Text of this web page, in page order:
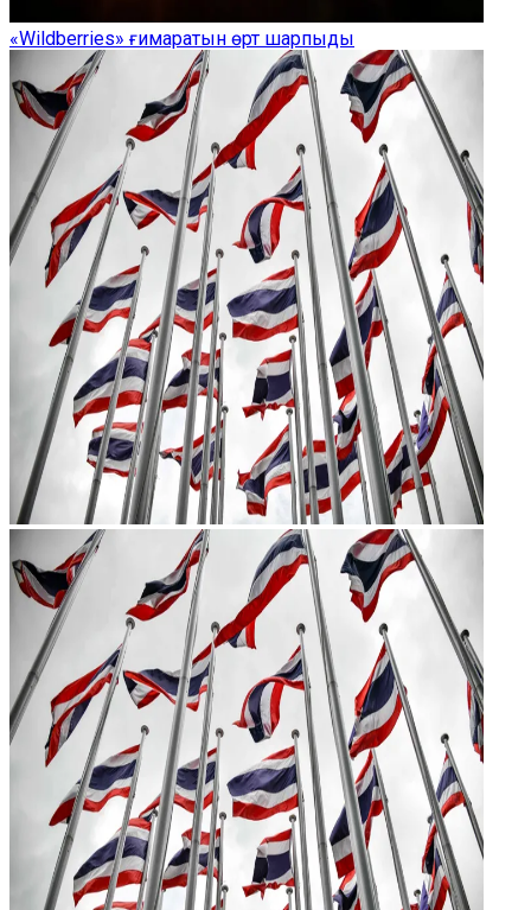
«Wildberries» ғимаратын өрт шарпыды